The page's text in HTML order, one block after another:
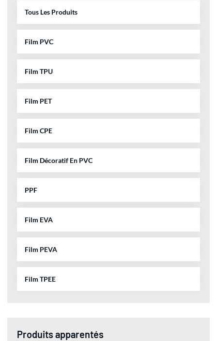
Tous Les Produits
Film PVC
Film TPU
Film PET
Film CPE
Film Décoratif En PVC
PPF
Film EVA
Film PEVA
Film TPEE
Produits apparentés